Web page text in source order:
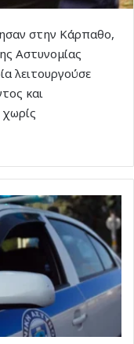
στην Κάρπαθο,
Αστυνομίας
λειτουργούσε
και